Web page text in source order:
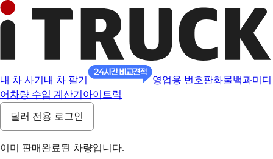
내 차 사기 내 차 팔기 영업용 번호판화물백과미디
어 차량 수입 계산기 아이트럭
딜러 전용 로그인
이미 판매완료된 차량입니다.